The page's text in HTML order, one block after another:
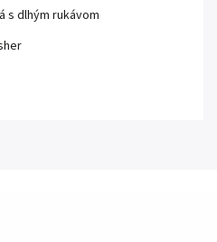
s dlhým rukávom